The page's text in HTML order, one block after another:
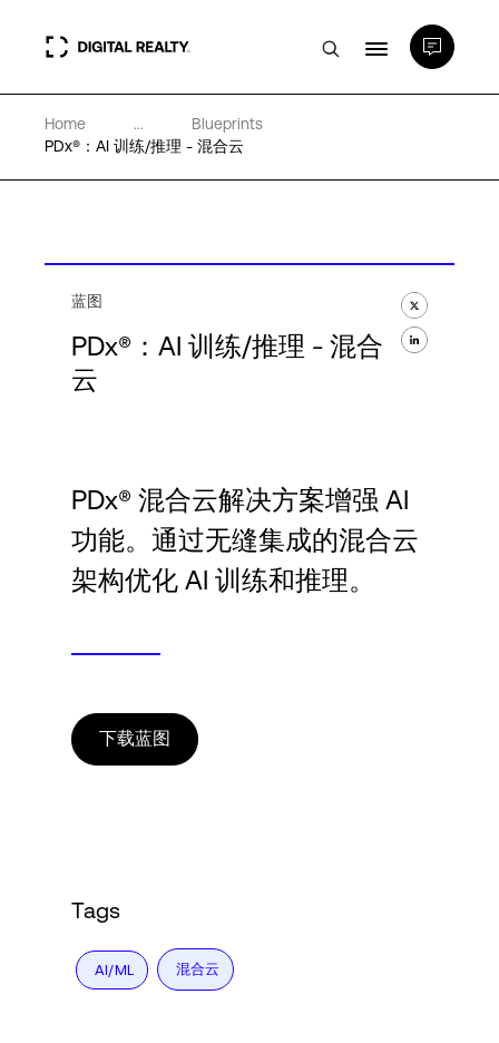
数据中心
专业知识和资源
Language
登录
Home ...
Blueprints
PDx®：AI 训练/推理 - 混合云
蓝图
PDx®：AI 训练/推理 - 混合
云
PDx® 混合云解决方案增强 AI
功能。通过无缝集成的混合云
架构优化 AI 训练和推理。
下载蓝图
Tags
AI/ML 混合云